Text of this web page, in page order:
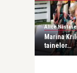
Alice
Marina
tainelor…